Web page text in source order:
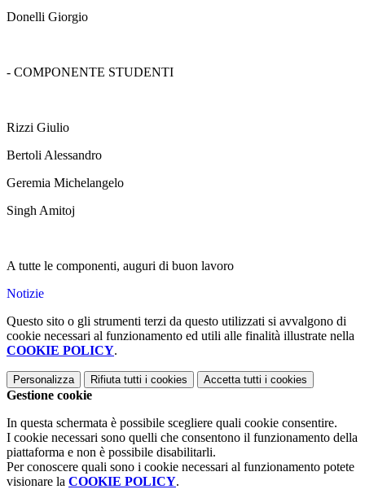
Donelli Giorgio
- COMPONENTE STUDENTI
Rizzi Giulio
Bertoli Alessandro
Geremia Michelangelo
Singh Amitoj
A tutte le componenti, auguri di buon lavoro
Notizie
Questo sito o gli strumenti terzi da questo utilizzati si avvalgono di
cookie necessari al funzionamento ed utili alle finalità illustrate nella
COOKIE POLICY.
Personalizza Rifiuta tutti i cookies Accetta tutti i cookies
Gestione cookie
In questa schermata è possibile scegliere quali cookie consentire.
I cookie necessari sono quelli che consentono il funzionamento della
piattaforma e non è possibile disabilitarli.
Per conoscere quali sono i cookie necessari al funzionamento potete
visionare la COOKIE POLICY.